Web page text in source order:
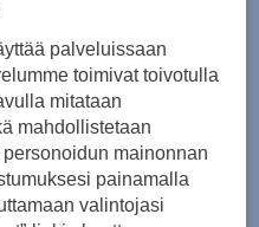
palveluissaan
toimivat toivotulla
mitataan
mahdollistetaan
mainonnan
painamalla
valintojasi